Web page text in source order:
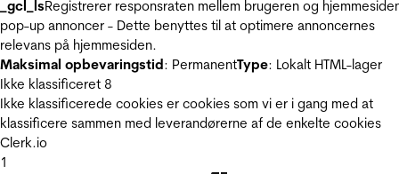
_gcl_lsRegistrerer responsraten mellem brugeren og
pop-up annoncer - Dette benyttes til at optimere annoncernes
relevans på hjemmesiden.
Maksimal opbevaringstid: PermanentType: Lokalt HTML-lager
Ikke klassificeret 8
Ikke klassificerede cookies er cookies som vi er i gang med at
klassificere sammen med leverandørerne af de enkelte cookies
Clerk.io
1